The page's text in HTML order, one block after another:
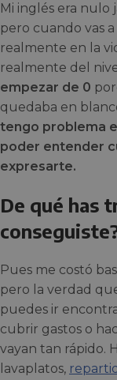
Mi inglés era nulo
pero cuando vas
realmente en la
realmente del
empezar de 0
quedaba en
tengo problema
poder entender
expresarte.
De qué has
Pues me costó
pero la verdad
puedes ir
cubrir gastos o
vayan tan rápido.
lavaplatos,